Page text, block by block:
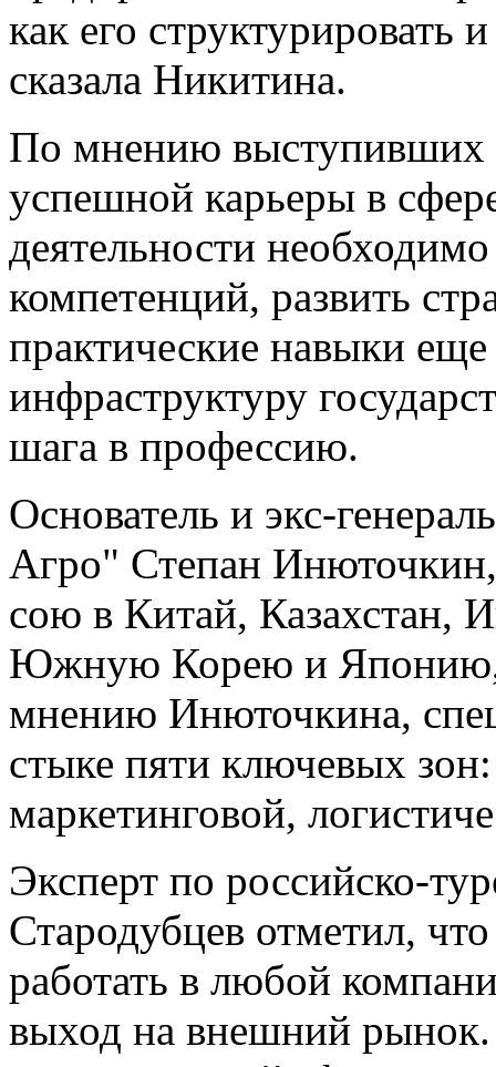
как его структурировать
сказала Никитина.
По мнению выступивших
успешной карьеры в
деятельности
компетенций, развить
практические навыки
инфраструктуру
шага в профессию.
Основатель и экс-
Агро" Степан Инюточкин,
сою в Китай,
Южную Корею и Японию,
мнению Инюточкина,
стыке пяти ключевых
маркетинговой,
Эксперт по российско-
Стародубцев отметил,
работать в любой
выход на внешний